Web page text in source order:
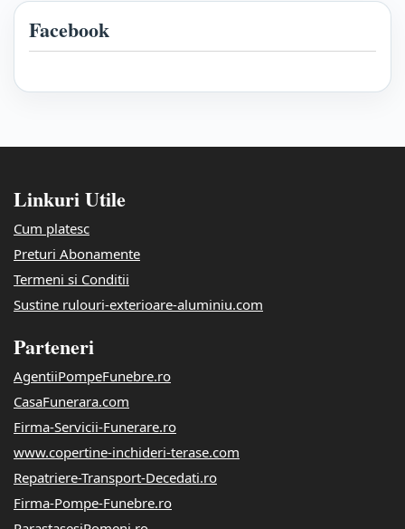
Facebook
Linkuri Utile
Cum platesc
Preturi Abonamente
Termeni si Conditii
Sustine rulouri-exterioare-aluminiu.com
Parteneri
AgentiiPompeFunebre.ro
CasaFunerara.com
Firma-Servicii-Funerare.ro
www.copertine-inchideri-terase.com
Repatriere-Transport-Decedati.ro
Firma-Pompe-Funebre.ro